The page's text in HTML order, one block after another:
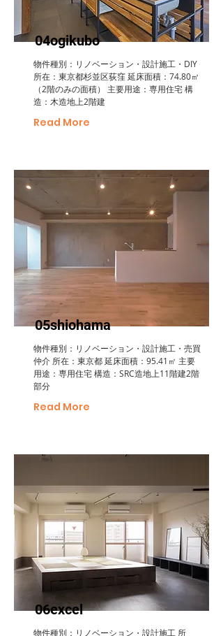
04ogikubo
物件種別：リノベーション・設計施工・DIY
所在：東京都杉並区荻窪 延床面積：74.80㎡
（2階のみの面積） 主要用途：専用住宅 構
造：木造地上2階建
Read More
05shiohama
物件種別：リノベーション・設計施工・売買
仲介 所在：東京都 延床面積：95.41㎡ 主要
用途：専用住宅 構造：SRC造地上11階建2階
部分
Read More
06excel
物件種別：リノベーション・設計施工 所